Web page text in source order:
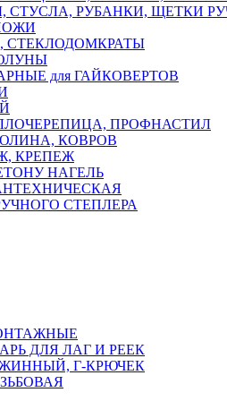
СТУСЛА, РУБАНКИ, ЩЕТКИ
СТЕКЛОДОМКРАТЫ
для ГАЙКОВЕРТОВ
ПРОФНАСТИЛ
КОВРОВ
КРЕПЕЖ
НАГЕЛЬ
СТЕПЛЕРА
ДЛЯ ЛАГ И РЕЕК
Г-КРЮЧЕК